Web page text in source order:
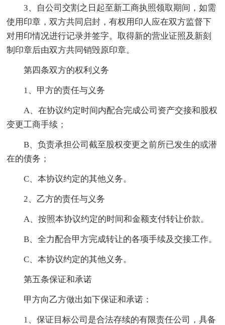
3、自公司交割之日起至新工商执照领取期间，如需
使用印章，双方共同启封，有权用印人应在双方监督下
对用印情况进行记录并签字。取得新的营业证照及新刻
制印章后由双方共同销毁原印章。
第四条双方的权利义务
1、甲方的责任与义务
A、在协议约定时间内配合完成公司资产交接和股权
变更工商手续；
B、负责承担公司截至股权变更之前所已发生的或潜
在的债务；
C、本协议约定的其他义务。
2、乙方的责任与义务
A、按照本协议约定的时间和金额支付转让价款。
B、全力配合甲方完成转让的各项手续及交接工作。
C、本协议约定的其他义务。
第五条保证和承诺
甲方向乙方做出如下保证和承诺：
1、保证目标公司是合法存续的有限责任公司，具备